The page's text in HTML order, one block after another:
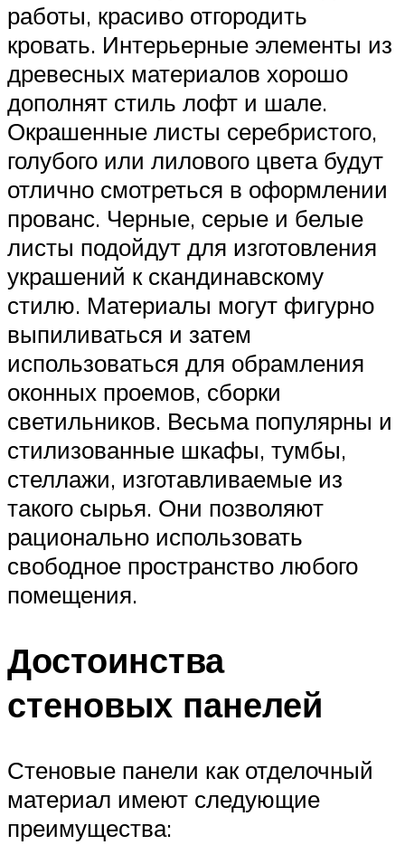
работы, красиво отгородить
кровать. Интерьерные элементы из
древесных материалов хорошо
дополнят стиль лофт и шале.
Окрашенные листы серебристого,
голубого или лилового цвета будут
отлично смотреться в оформлении
прованс. Черные, серые и белые
листы подойдут для изготовления
украшений к скандинавскому
стилю. Материалы могут фигурно
выпиливаться и затем
использоваться для обрамления
оконных проемов, сборки
светильников. Весьма популярны и
стилизованные шкафы, тумбы,
стеллажи, изготавливаемые из
такого сырья. Они позволяют
рационально использовать
свободное пространство любого
помещения.
Достоинства
стеновых панелей
Стеновые панели как отделочный
материал имеют следующие
преимущества: